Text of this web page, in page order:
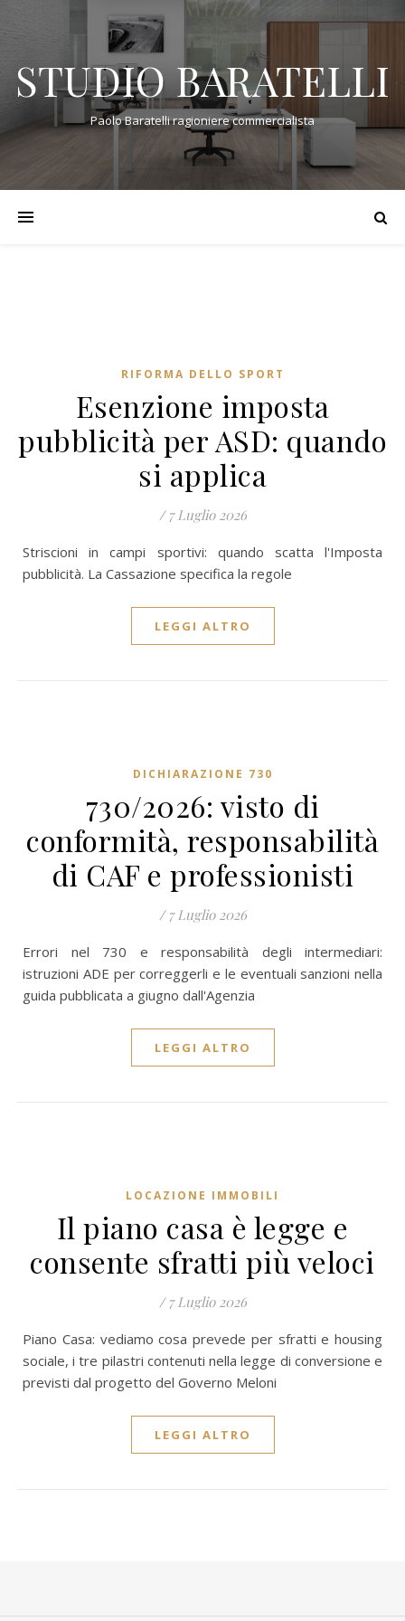
STUDIO BARATELLI
Paolo Baratelli ragioniere commercialista
RIFORMA DELLO SPORT
Esenzione imposta
pubblicità per ASD: quando
si applica
/ 7 Luglio 2026
Striscioni in campi sportivi: quando scatta l'Imposta
pubblicità. La Cassazione specifica la regole
LEGGI ALTRO
DICHIARAZIONE 730
730/2026: visto di
conformità, responsabilità
di CAF e professionisti
/ 7 Luglio 2026
Errori nel 730 e responsabilità degli intermediari:
istruzioni ADE per correggerli e le eventuali sanzioni nella
guida pubblicata a giugno dall'Agenzia
LEGGI ALTRO
LOCAZIONE IMMOBILI
Il piano casa è legge e
consente sfratti più veloci
/ 7 Luglio 2026
Piano Casa: vediamo cosa prevede per sfratti e housing
sociale, i tre pilastri contenuti nella legge di conversione e
previsti dal progetto del Governo Meloni
LEGGI ALTRO